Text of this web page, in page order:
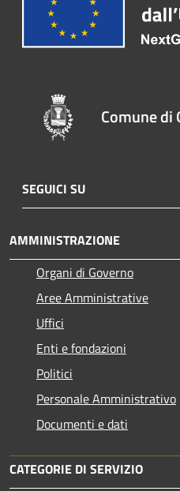
Comune di
SEGUICI SU
AMMINISTRAZIONE
Organi di Governo
Aree Amministrative
Uffici
Enti e fondazioni
Politici
Personale Amministrativo
Documenti e dati
CATEGORIE DI SERVIZIO